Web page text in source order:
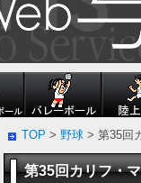
TOP > 野球> 第35回
第35回カリフ・